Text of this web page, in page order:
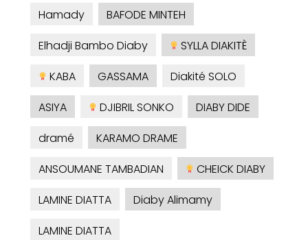
Hamady
BAFODE MINTEH
Elhadji Bambo Diaby
SYLLA DIAKITÈ
KABA
GASSAMA
Diakité SOLO
ASIYA
DJIBRIL SONKO
DIABY DIDE
dramé
KARAMO DRAME
ANSOUMANE TAMBADIAN
CHEICK DIABY
LAMINE DIATTA
Diaby Alimamy
LAMINE DIATTA